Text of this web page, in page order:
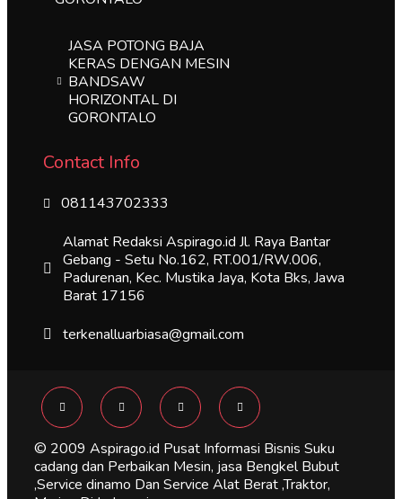
JASA POTONG BAJA
KERAS DENGAN MESIN
BANDSAW
HORIZONTAL DI
GORONTALO
Contact Info
081143702333
Alamat Redaksi Aspirago.id Jl. Raya Bantar
Gebang - Setu No.162, RT.001/RW.006,
Padurenan, Kec. Mustika Jaya, Kota Bks, Jawa
Barat 17156
terkenalluarbiasa@gmail.com
© 2009 Aspirago.id Pusat Informasi Bisnis Suku
cadang dan Perbaikan Mesin, jasa Bengkel Bubut
,Service dinamo Dan Service Alat Berat ,Traktor,